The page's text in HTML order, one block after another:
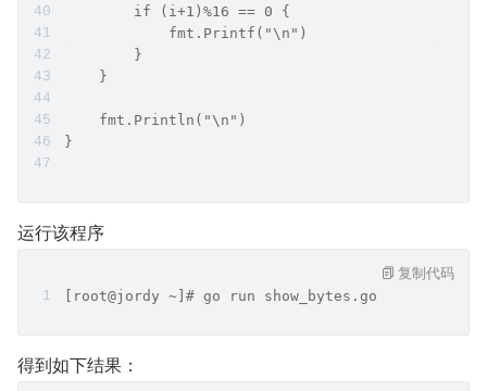
        if (i+1)%16 == 0 {
            fmt.Printf("\n")
        }
    }
    fmt.Println("\n")
}
运行该程序
[root@jordy ~]# go run show_bytes.go
复制代码
得到如下结果：